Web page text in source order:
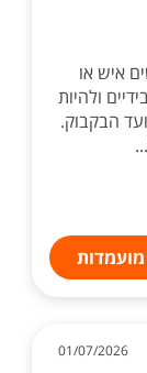
איש או
ולהיות
הבקבוק.
01/07/2026